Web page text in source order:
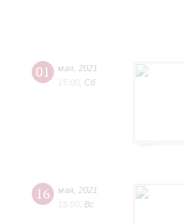
01 мая 2021
15:00 Сб
16 мая 2021
15:00 Вс